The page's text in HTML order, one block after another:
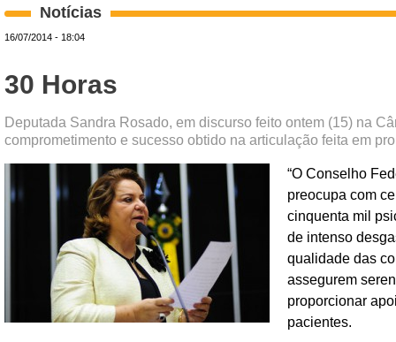
Notícias
16/07/2014 - 18:04
30 Horas
Deputada Sandra Rosado, em discurso feito ontem (15) na
comprometimento e sucesso obtido na articulação feita em
“O Conselho
preocupa com
cinquenta mil
de intenso
qualidade das
assegurem
proporcionar
pacientes.